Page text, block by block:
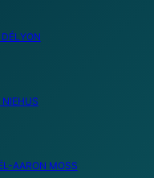
AARON MOSS